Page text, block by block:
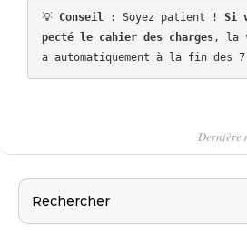
💡 Conseil : Soyez patient ! Si
pecté le cahier des charges, la
Dernière